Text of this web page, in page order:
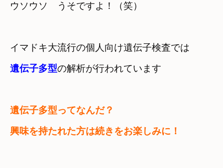
ウソウソ　うそですよ！（笑）
遺伝子多型の解析が行われています
遺伝子多型ってなんだ？
興味を持たれた方は続きをお楽しみに！